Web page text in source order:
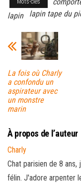
Mots-clés
lapin
lapin tape du
La fois où Charly
a confondu un
aspirateur avec
un monstre
marin
À propos de l’auteur
Charly
Chat parisien de 8 ans,
félin. J'adore arpenter